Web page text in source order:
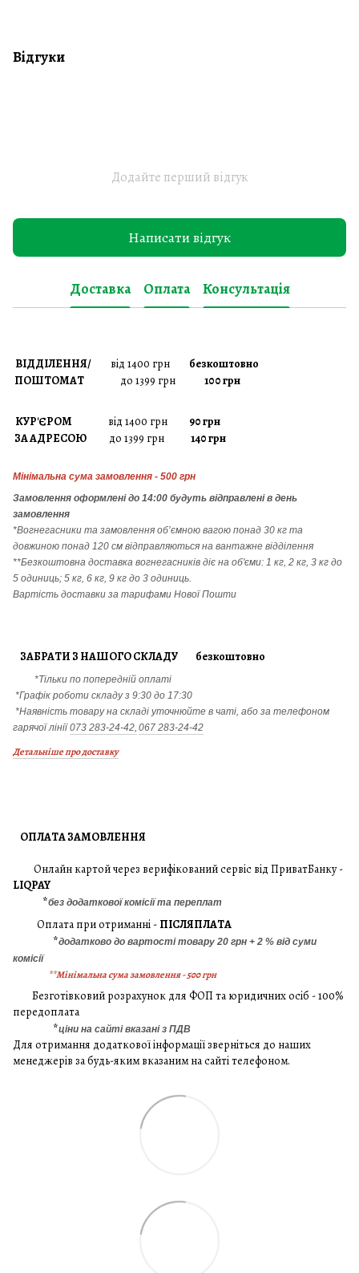
Відгуки
Додайте перший відгук
Написати відгук
Доставка Оплата Консультація
ВІДДІЛЕННЯ/ від 1400 грн безкоштовно
ПОШТОМАТ до 1399 грн 100 грн
КУР'ЄРОМ від 1400 грн 90 грн
ЗА АДРЕСОЮ до 1399 грн 140 грн
Мінімальна сума замовлення - 500 грн
Замовлення оформлені до 14:00 будуть відправлені в день
замовлення
*Вогнегасники та замовлення об’ємною вагою понад 30 кг та
довжиною понад 120 см відправляються на вантажне відділення
**Безкоштовна доставка вогнегасників діє на об'єми: 1 кг, 2 кг, 3 кг до
5 одиниць; 5 кг, 6 кг, 9 кг до 3 одиниць.
Вартість доставки за тарифами Нової Пошти
ЗАБРАТИ З НАШОГО СКЛАДУ безкоштовно
*Тільки по попередній оплаті
*Графік роботи складу з 9:30 до 17:30
*Наявність товару на складі уточнюйте в чаті, або за телефоном
гарячої лінії073 283-24-42, 067 283-24-42
Детальніше про доставку
ОПЛАТА ЗАМОВЛЕННЯ
Онлайн картой через верифікований сервіс від ПриватБанку -
LIQPAY
*без додаткової комісії та переплат
Оплата при отриманні - ПІСЛЯПЛАТА
*додатково до вартості товару 20 грн + 2 % від суми
комісії
**Мінімальна сума замовлення - 500 грн
Безготівковий розрахунок для ФОП та юридичних осіб - 100%
передоплата
*ціни на сайті вказані з ПДВ
Для отримання додаткової інформації зверніться до наших
менеджерів за будь-яким вказаним на сайті телефоном.